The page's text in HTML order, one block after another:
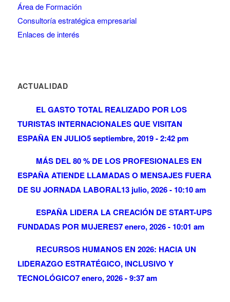
Área de Formación
Consultoría estratégica empresarial
Enlaces de interés
ACTUALIDAD
EL GASTO TOTAL REALIZADO POR LOS
TURISTAS INTERNACIONALES QUE VISITAN
ESPAÑA EN JULIO5 septiembre, 2019 - 2:42 pm
MÁS DEL 80 % DE LOS PROFESIONALES EN
ESPAÑA ATIENDE LLAMADAS O MENSAJES FUERA
DE SU JORNADA LABORAL13 julio, 2026 - 10:10 am
ESPAÑA LIDERA LA CREACIÓN DE START-UPS
FUNDADAS POR MUJERES7 enero, 2026 - 10:01 am
RECURSOS HUMANOS EN 2026: HACIA UN
LIDERAZGO ESTRATÉGICO, INCLUSIVO Y
TECNOLÓGICO7 enero, 2026 - 9:37 am